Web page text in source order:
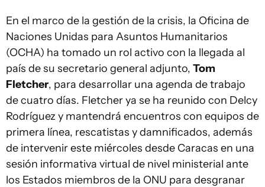
En el marco de la gestión de la crisis, la Oficina de
Naciones Unidas para Asuntos Humanitarios
(OCHA) ha tomado un rol activo con la llegada al
país de su secretario general adjunto, Tom
Fletcher, para desarrollar una agenda de trabajo
de cuatro días. Fletcher ya se ha reunido con Delcy
Rodríguez y mantendrá encuentros con equipos de
primera línea, rescatistas y damnificados, además
de intervenir este miércoles desde Caracas en una
sesión informativa virtual de nivel ministerial ante
los Estados miembros de la ONU para desgranar